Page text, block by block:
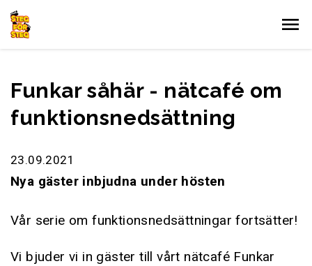
Gå till innehållet
Funkar såhär - nätcafé om
funktionsnedsättning
23.09.2021
Nya gäster inbjudna under hösten
Vår serie om funktionsnedsättningar fortsätter!
Vi bjuder vi in gäster till vårt nätcafé Funkar